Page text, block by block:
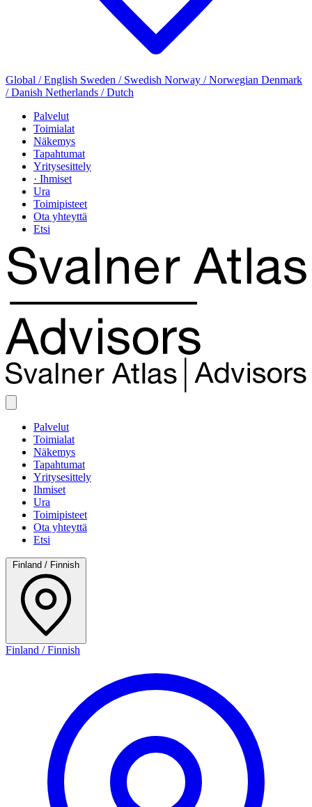
Global / English Sweden / Swedish Norway / Norwegian Denmark
/ Danish Netherlands / Dutch
Palvelut
Toimialat
Näkemys
Tapahtumat
Yritysesittely
· Ihmiset
Ura
Toimipisteet
Ota yhteyttä
Etsi
Palvelut
Toimialat
Näkemys
Tapahtumat
Yritysesittely
Ihmiset
Ura
Toimipisteet
Ota yhteyttä
Etsi
Finland / Finnish
Finland / Finnish